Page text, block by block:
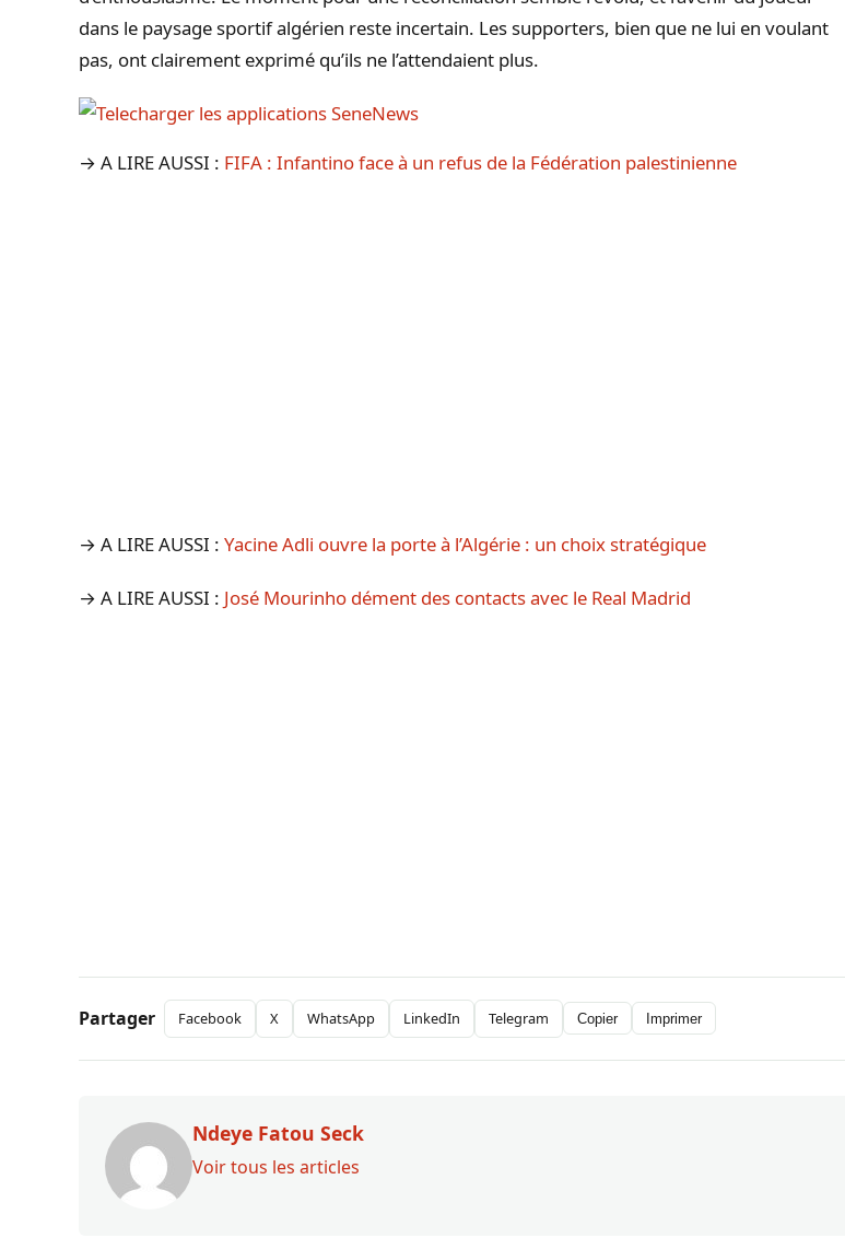
dans le paysage sportif algérien reste incertain. Les supporters, bien que ne lui en voulant
pas, ont clairement exprimé qu’ils ne l’attendaient plus.
→ A LIRE AUSSI : FIFA : Infantino face à un refus de la Fédération palestinienne
→ A LIRE AUSSI : Yacine Adli ouvre la porte à l’Algérie : un choix stratégique
→ A LIRE AUSSI : José Mourinho dément des contacts avec le Real Madrid
Partager Facebook X WhatsApp LinkedIn Telegram Copier Imprimer
Ndeye Fatou Seck
Voir tous les articles